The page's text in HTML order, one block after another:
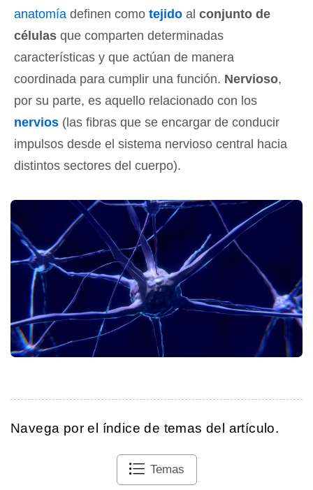
anatomía definen como tejido al conjunto de
células que comparten determinadas
características y que actúan de manera
coordinada para cumplir una función. Nervioso,
por su parte, es aquello relacionado con los
nervios (las fibras que se encargar de conducir
impulsos desde el sistema nervioso central hacia
distintos sectores del cuerpo).
Navega por el índice de temas del artículo.
Temas